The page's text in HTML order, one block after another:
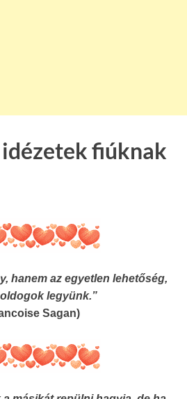
fiúknak
hanem az egyetlen lehetőség,
legyünk.”
Sagan)